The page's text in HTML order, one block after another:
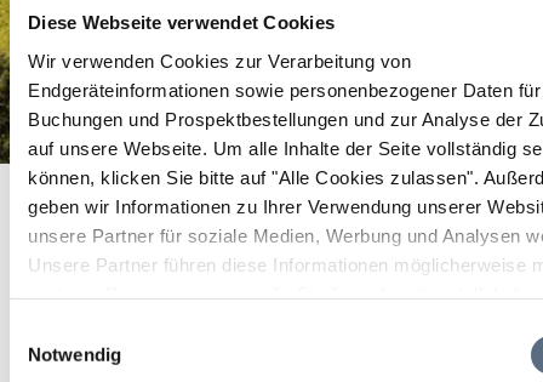
Diese Webseite verwendet Cookies
Wir verwenden Cookies zur Verarbeitung von
Endgeräteinformationen sowie personenbezogener Daten
Buchungen und Prospektbestellungen und zur Analyse der
auf unsere Webseite. Um alle Inhalte der Seite vollständig
können, klicken Sie bitte auf "Alle Cookies zulassen".
geben wir Informationen zu Ihrer Verwendung unserer
unsere Partner für soziale Medien, Werbung und Analysen
Unsere Partner führen diese Informationen möglicherweise
Notwendig
Tafel Loisachtal
Startseite Tafel Loisachtal
Tafel Loisachtal
Sonstige